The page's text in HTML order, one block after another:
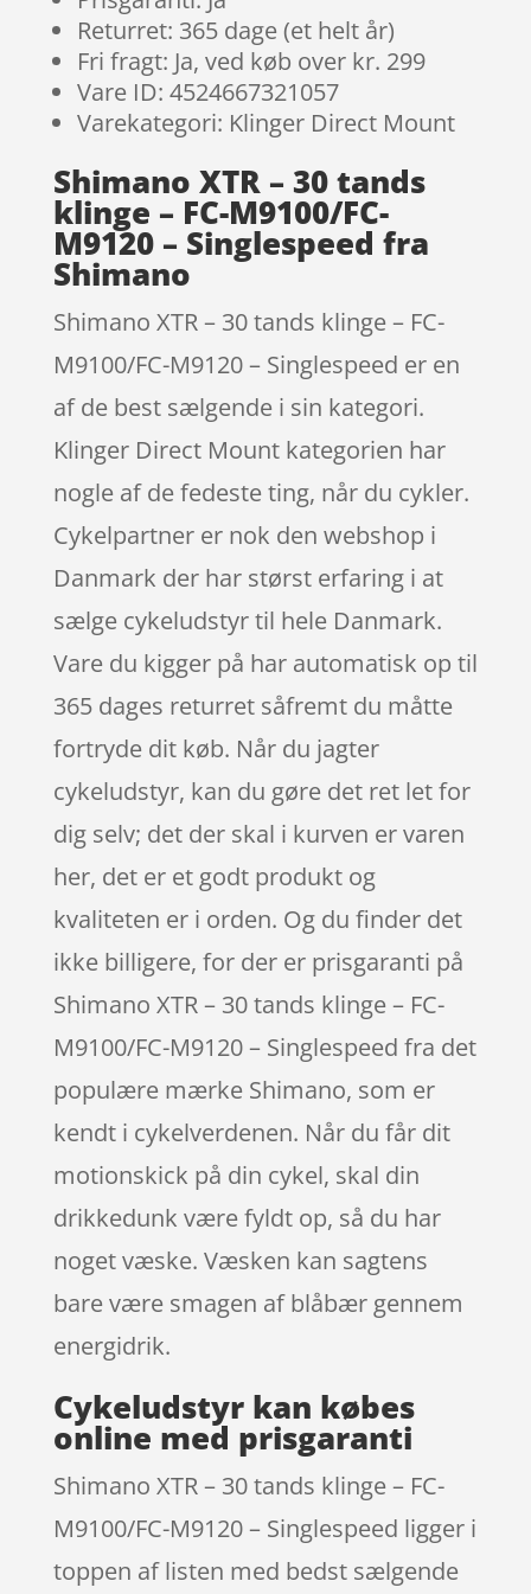
Returret: 365 dage (et helt år)
Fri fragt: Ja, ved køb over kr. 299
Vare ID: 4524667321057
Varekategori: Klinger Direct Mount
Shimano XTR – 30 tands
klinge – FC-M9100/FC-
M9120 – Singlespeed fra
Shimano
Shimano XTR – 30 tands klinge – FC-
M9100/FC-M9120 – Singlespeed er en
af de best sælgende i sin kategori.
Klinger Direct Mount kategorien har
nogle af de fedeste ting, når du cykler.
Cykelpartner er nok den webshop i
Danmark der har størst erfaring i at
sælge cykeludstyr til hele Danmark.
Vare du kigger på har automatisk op til
365 dages returret såfremt du måtte
fortryde dit køb. Når du jagter
cykeludstyr, kan du gøre det ret let for
dig selv; det der skal i kurven er varen
her, det er et godt produkt og
kvaliteten er i orden. Og du finder det
ikke billigere, for der er prisgaranti på
Shimano XTR – 30 tands klinge – FC-
M9100/FC-M9120 – Singlespeed fra det
populære mærke Shimano, som er
kendt i cykelverdenen. Når du får dit
motionskick på din cykel, skal din
drikkedunk være fyldt op, så du har
noget væske. Væsken kan sagtens
bare være smagen af blåbær gennem
energidrik.
Cykeludstyr kan købes
online med prisgaranti
Shimano XTR – 30 tands klinge – FC-
M9100/FC-M9120 – Singlespeed ligger i
toppen af listen med bedst sælgende